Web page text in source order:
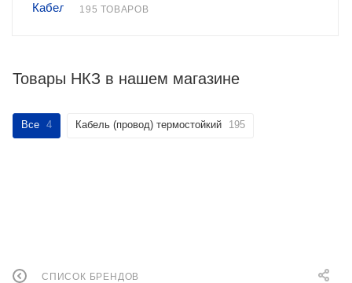
195 ТОВАРОВ
Товары НКЗ в нашем магазине
Все 4 Кабель (провод) термостойкий 195
СПИСОК БРЕНДОВ